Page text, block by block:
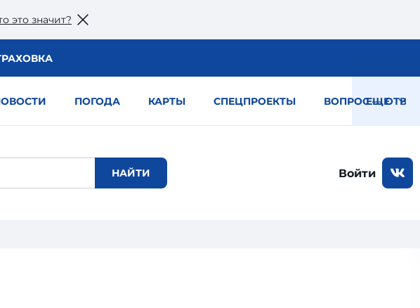
это значит?
ПОГОДА КАРТЫ СПЕЦПРОЕКТЫ ВОПРОС — ОТВЕТ
ЕЩЕ
Войти